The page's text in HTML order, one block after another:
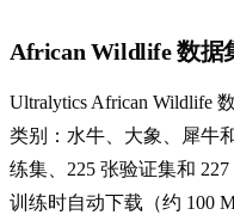
African Wildlife 数据
Ultralytics African Wildlife
类别：水牛、大象、犀牛
练集、225 张验证集和
训练时自动下载（约 100